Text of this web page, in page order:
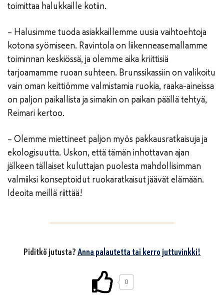
toimittaa halukkaille kotiin.
– Halusimme tuoda asiakkaillemme uusia vaihtoehtoja
kotona syömiseen. Ravintola on liikenneasemallamme
toiminnan keskiössä, ja olemme aika kriittisiä
tarjoamamme ruoan suhteen. Brunssikassiin on valikoitu
vain oman keittiömme valmistamia ruokia, raaka-aineissa
on paljon paikallista ja simakin on paikan päällä tehtyä,
Reimari kertoo.
– Olemme miettineet paljon myös pakkausratkaisuja ja
ekologisuutta. Uskon, että tämän inhottavan ajan
jälkeen tällaiset kuluttajan puolesta mahdollisimman
valmiiksi konseptoidut ruokaratkaisut jäävät elämään.
Ideoita meillä riittää!
Piditkö jutusta?Anna palautetta tai kerro juttuvinkki!
0